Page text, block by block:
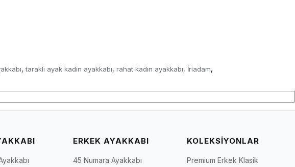
, taraklı ayak kadın ayakkabı, rahat kadın ayakkabı, İriadam,
ERKEK AYAKKABI
45 Numara Ayakkabı
KOLEKSİYONLAR
Premium Erkek Klasik